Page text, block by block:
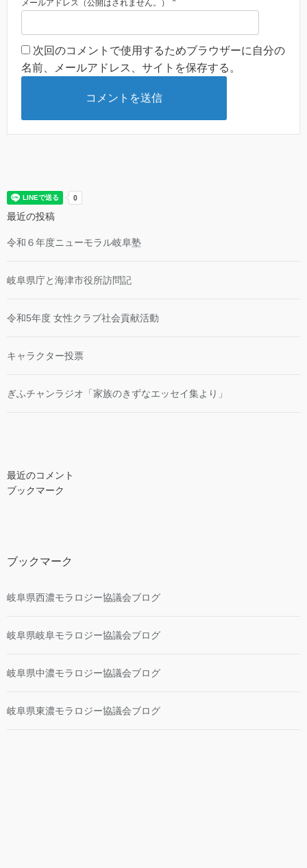
メールアドレス（公開はされません。）
次回のコメントで使用するためブラウザーに自分の
名前、メールアドレス、サイトを保存する。
最近の投稿
令和６年度ニューモラル岐阜塾
岐阜県庁と海津市役所訪問記
令和5年度 女性クラブ社会貢献活動
キャラクター投票
ぎふチャンラジオ「家族のきずなエッセイ集より」
最近のコメント
ブックマーク
ブックマーク
岐阜県西濃モラロジー協議会ブログ
岐阜県岐阜モラロジー協議会ブログ
岐阜県中濃モラロジー協議会ブログ
岐阜県東濃モラロジー協議会ブログ